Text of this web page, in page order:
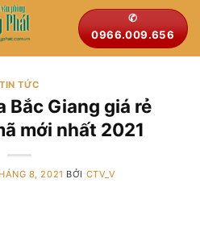
✆
0966.009.656
TIN TỨC
Bắc Giang giá rẻ
mới nhất 2021
8, 2021 BỞI CTV_V